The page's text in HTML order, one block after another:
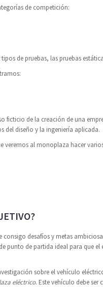
de competición:
de pruebas, las pruebas
ficticio de la creación de una
del diseño y la ingeniería aplicada.
veremos al monoplaza hacer
consigo desafíos y metas
punto de partida ideal para que
sobre el vehículo
eléctrico. Este vehículo debe